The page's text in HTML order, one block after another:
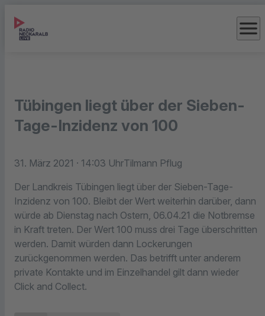
menu
Tübingen liegt über der Sieben-
Tage-Inzidenz von 100
31. März 2021 · 14:03 UhrTilmann Pflug
Der Landkreis Tübingen liegt über der Sieben-Tage-
Inzidenz von 100. Bleibt der Wert weiterhin darüber, dann
würde ab Dienstag nach Ostern, 06.04.21 die Notbremse
in Kraft treten. Der Wert 100 muss drei Tage überschritten
werden. Damit würden dann Lockerungen
zurückgenommen werden. Das betrifft unter anderem
private Kontakte und im Einzelhandel gilt dann wieder
Click and Collect.